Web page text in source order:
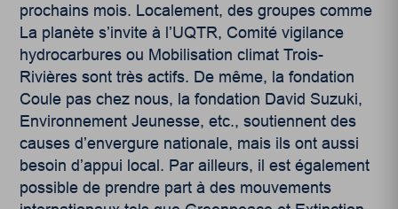
prochains mois. Localement, des groupes comme
La planète s’invite à l’UQTR, Comité vigilance
hydrocarbures ou Mobilisation climat Trois-
Rivières sont très actifs. De même, la fondation
Coule pas chez nous, la fondation David Suzuki,
Environnement Jeunesse, etc., soutiennent des
causes d’envergure nationale, mais ils ont aussi
besoin d’appui local. Par ailleurs, il est également
possible de prendre part à des mouvements